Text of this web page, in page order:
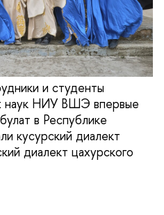
и студенты
наук НИУ ВШЭ впервые
в Республике
кусурский диалект
диалект цахурского